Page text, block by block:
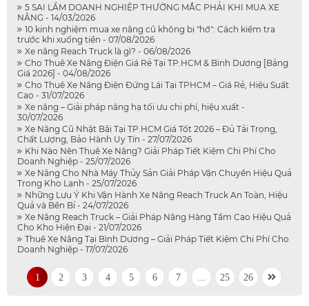
5 SAI LẦM DOANH NGHIỆP THƯỜNG MẮC PHẢI KHI MUA XE
NÂNG - 14/03/2026
10 kinh nghiệm mua xe nâng cũ không bị "hớ": Cách kiểm tra
trước khi xuống tiền - 07/08/2026
Xe nâng Reach Truck là gì? - 06/08/2026
Cho Thuê Xe Nâng Điện Giá Rẻ Tại TP.HCM & Bình Dương [Bảng
Giá 2026] - 04/08/2026
Cho Thuê Xe Nâng Điện Đứng Lái Tại TPHCM – Giá Rẻ, Hiệu Suất
Cao - 31/07/2026
Xe nâng – Giải pháp nâng hạ tối ưu chi phí, hiệu xuất -
30/07/2026
Xe Nâng Cũ Nhật Bãi Tại TP.HCM Giá Tốt 2026 – Đủ Tải Trọng,
Chất Lượng, Bảo Hành Uy Tín - 27/07/2026
Khi Nào Nên Thuê Xe Nâng? Giải Pháp Tiết Kiệm Chi Phí Cho
Doanh Nghiệp - 25/07/2026
Xe Nâng Cho Nhà Máy Thủy Sản Giải Pháp Vận Chuyển Hiệu Quả
Trong Kho Lạnh - 25/07/2026
Những Lưu Ý Khi Vận Hành Xe Nâng Reach Truck An Toàn, Hiệu
Quả và Bền Bỉ - 24/07/2026
Xe Nâng Reach Truck – Giải Pháp Nâng Hàng Tầm Cao Hiệu Quả
Cho Kho Hiện Đại - 21/07/2026
Thuê Xe Nâng Tại Bình Dương – Giải Pháp Tiết Kiệm Chi Phí Cho
Doanh Nghiệp - 17/07/2026
1 2 3 4 5 6 7 25 26